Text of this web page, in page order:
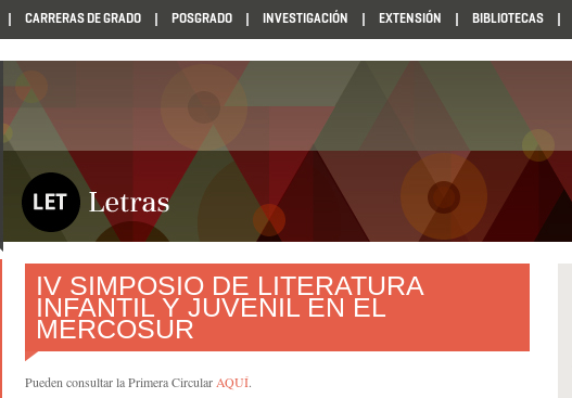
CARRERAS DE GRADO POSGRADO INVESTIGACIÓN EXTENSIÓN BIBLIOTECAS
IV SIMPOSIO DE LITERATURA
INFANTIL Y JUVENIL EN EL
MERCOSUR
Pueden consultar la Primera Circular AQUÍ.